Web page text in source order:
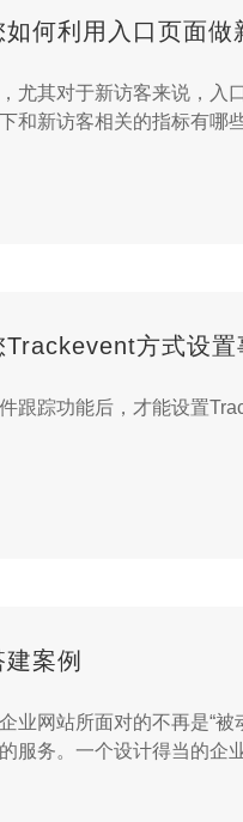
何利用入口页面做
尤其对于新访客来说，
和新访客相关的指标有哪
方式设置
跟踪功能后，才能设置
案例
业网站所面对的不再是“
服务。一个设计得当的企